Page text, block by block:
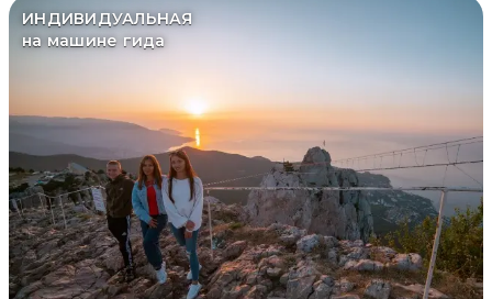
ИНДИВИДУАЛЬНАЯ
на машине гида